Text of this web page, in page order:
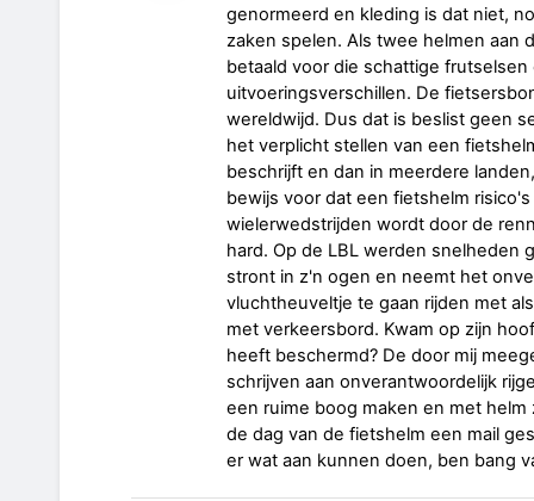
genormeerd en kleding is dat niet,
zaken spelen. Als twee helmen aan
betaald voor die schattige
uitvoeringsverschillen. De
wereldwijd. Dus dat is beslist geen
het verplicht stellen van een
beschrijft en dan in meerdere
bewijs voor dat een fietshelm
wielerwedstrijden wordt door de
hard. Op de LBL werden snelheden
stront in z'n ogen en neemt het
vluchtheuveltje te gaan rijden met
met verkeersbord. Kwam op zijn
heeft beschermd? De door mij
schrijven aan onverantwoordelijk
een ruime boog maken en met
de dag van de fietshelm een mail
er wat aan kunnen doen, ben bang